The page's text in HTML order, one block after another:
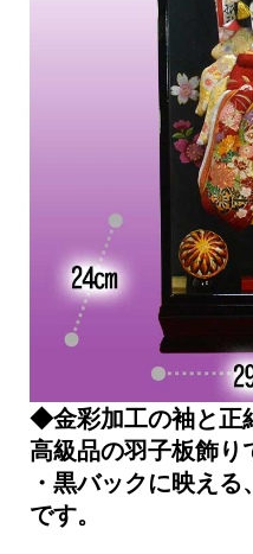
◆金彩加工の袖と正
高級品の羽子板飾り
・黒バックに映え
です。